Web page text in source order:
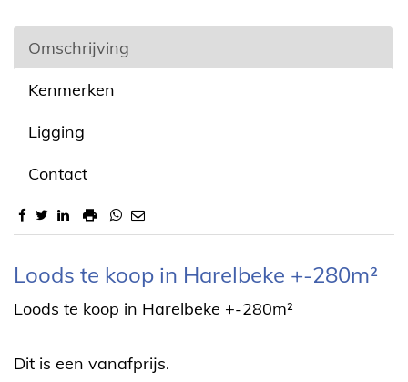
Omschrijving
Kenmerken
Ligging
Contact
Omschrijving
Loods te koop in Harelbeke +-280m²
Loods te koop in Harelbeke +-280m²
Dit is een vanafprijs.